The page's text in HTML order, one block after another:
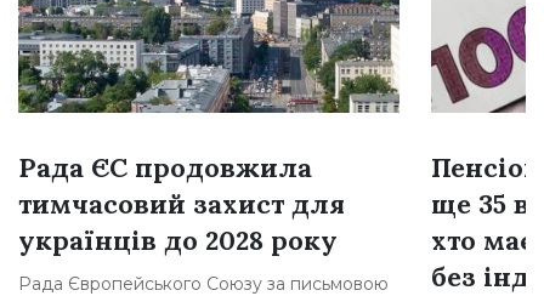
Рада ЄС продовжила
тимчасовий захист для
українців до 2028 року
Рада Європейського Союзу за письмовою
ще 35
хто
без